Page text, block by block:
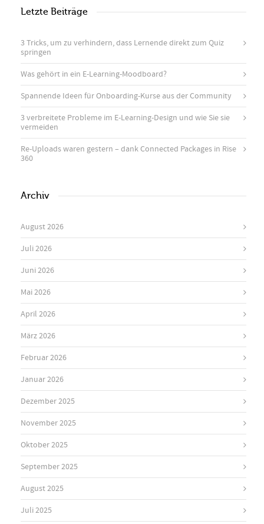
Letzte Beiträge
3 Tricks, um zu verhindern, dass Lernende direkt zum Quiz
springen
Was gehört in ein E-Learning-Moodboard?
Spannende Ideen für Onboarding-Kurse aus der Community
3 verbreitete Probleme im E-Learning-Design und wie Sie sie
vermeiden
Re-Uploads waren gestern – dank Connected Packages in Rise
360
Archiv
August 2026
Juli 2026
Juni 2026
Mai 2026
April 2026
März 2026
Februar 2026
Januar 2026
Dezember 2025
November 2025
Oktober 2025
September 2025
August 2025
Juli 2025